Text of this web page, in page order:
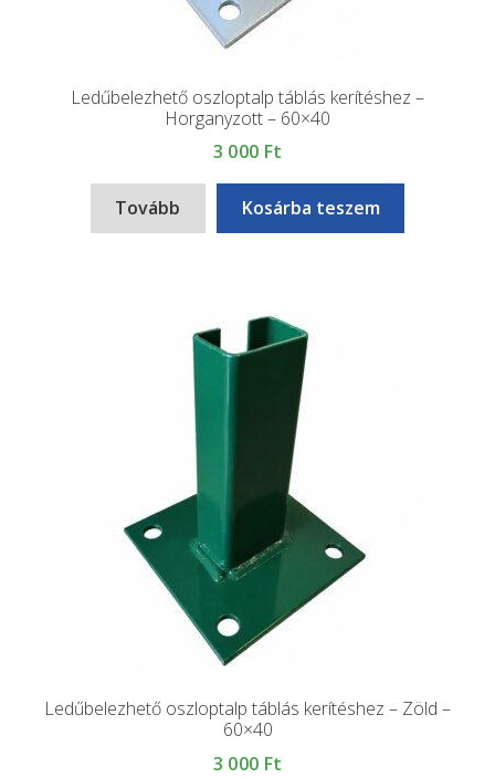
Ledűbelezhető oszloptalp táblás kerítéshez –
Horganyzott – 60×40
3 000 Ft
Tovább Kosárba teszem
Ledűbelezhető oszloptalp táblás kerítéshez – Zöld –
60×40
3 000 Ft